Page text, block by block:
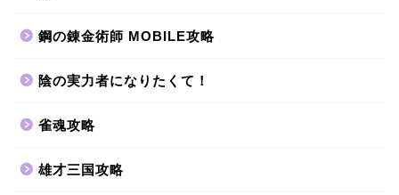
鋼の錬金術師 MOBILE攻略
陰の実力者になりたくて！
雀魂攻略
雄才三国攻略